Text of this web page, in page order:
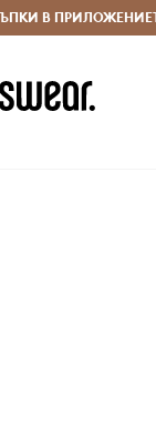
Доставка
В